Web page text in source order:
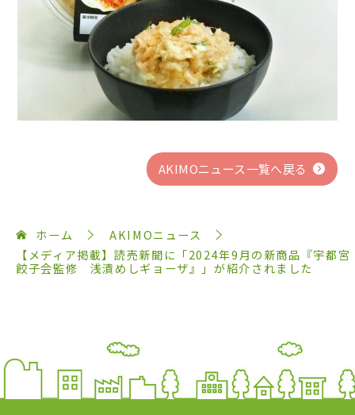
AKIMOニュース一覧へ戻る
ホーム
AKIMOニュース
【メディア掲載】読売新聞に「2024年9月の新商品『宇都宮
餃子会監修 浅漬めしギョーザ』」が紹介されました